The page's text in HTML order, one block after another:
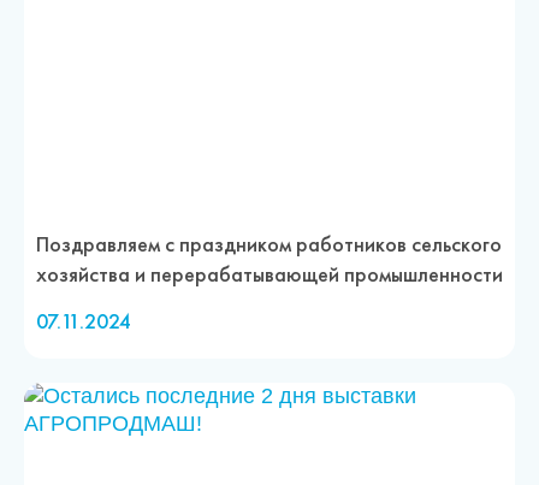
Поздравляем с праздником работников сельского
хозяйства и перерабатывающей промышленности
07.11.2024